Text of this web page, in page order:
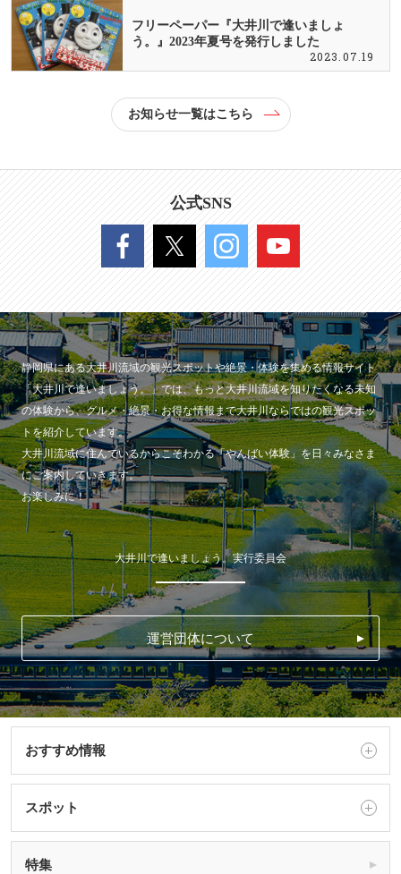
フリーペーパー『大井川で逢いましょ
う。』2023年夏号を発行しました
2023.07.19
お知らせ一覧はこちら
公式SNS
静岡県にある大井川流域の観光スポットや絶景・体験を集める情報サイト
「大井川で逢いましょう。」では、もっと大井川流域を知りたくなる未知
の体験から、グルメ・絶景・お得な情報まで大井川ならではの観光スポッ
トを紹介しています。
大井川流域に住んでいるからこそわかる「やんばい体験」を日々みなさま
にご案内していきます。
お楽しみに！
大井川で逢いましょう。実行委員会
運営団体について
おすすめ情報
スポット
特集